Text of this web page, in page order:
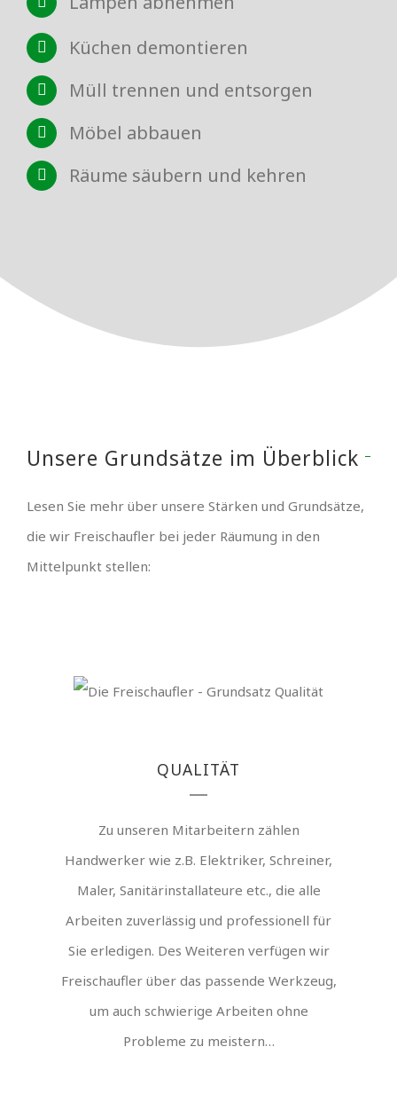
Küchen demontieren
Müll trennen und entsorgen
Möbel abbauen
Räume säubern und kehren
Unsere Grundsätze im Überblick
Lesen Sie mehr über unsere Stärken und Grundsätze,
die wir Freischaufler bei jeder Räumung in den
Mittelpunkt stellen:
QUALITÄT
Zu unseren Mitarbeitern zählen
Handwerker wie z.B. Elektriker, Schreiner,
Maler, Sanitärinstallateure etc., die alle
Arbeiten zuverlässig und professionell für
Sie erledigen. Des Weiteren verfügen wir
Freischaufler über das passende Werkzeug,
um auch schwierige Arbeiten ohne
Probleme zu meistern…